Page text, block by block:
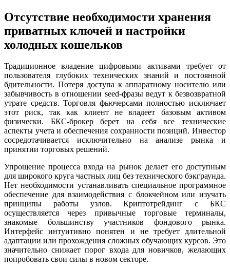
Отсутствие необходимости хранения
приватных ключей и настройки
холодных кошельков
Традиционное владение цифровыми активами требует от
пользователя глубоких технических знаний и постоянной
бдительности. Потеря доступа к аппаратному носителю или
забывчивость в отношении seed-фразы ведут к безвозвратной
утрате средств. Торговля фьючерсами полностью исключает
этот риск, так как клиент не владеет базовым активом
физически. БКС-брокер берет на себя все технические
аспекты учета и обеспечения сохранности позиций. Инвестор
сосредотачивается исключительно на анализе рынка и
принятии торговых решений.
Упрощение процесса входа на рынок делает его доступным
для широкого круга частных лиц без технического бэкграунда.
Нет необходимости устанавливать специальное программное
обеспечение для взаимодействия с блокчейном или изучать
принципы работы узлов. Криптотрейдинг с БКС
осуществляется через привычные торговые терминалы,
знакомые большинству участников фондового рынка.
Интерфейс интуитивно понятен и не требует длительной
адаптации или прохождения сложных обучающих курсов. Это
значительно снижает порог входа для новичков, желающих
попробовать свои силы в новом секторе.